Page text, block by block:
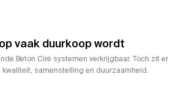
vaak duurkoop wordt
Beton Ciré systemen verkrijgbaar. Toch zit er
kwaliteit, samenstelling en duurzaamheid.